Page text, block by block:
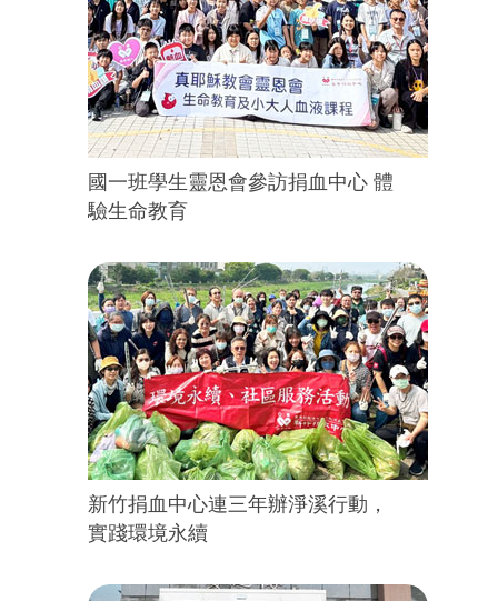
國一班學生靈恩會參訪捐血中心 體
驗生命教育
新竹捐血中心連三年辦淨溪行動，
實踐環境永續